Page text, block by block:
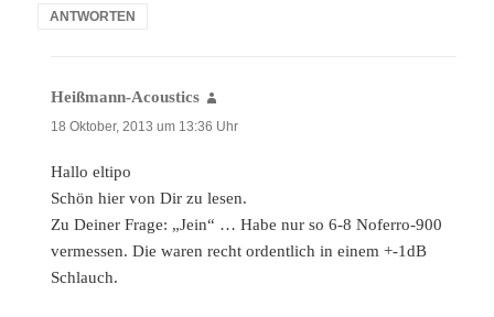
ANTWORTEN
Heißmann-Acoustics
18 Oktober, 2013 um 13:36 Uhr
Hallo eltipo
Schön hier von Dir zu lesen.
Zu Deiner Frage: „Jein“ … Habe nur so 6-8 Noferro-900
vermessen. Die waren recht ordentlich in einem +-1dB
Schlauch.